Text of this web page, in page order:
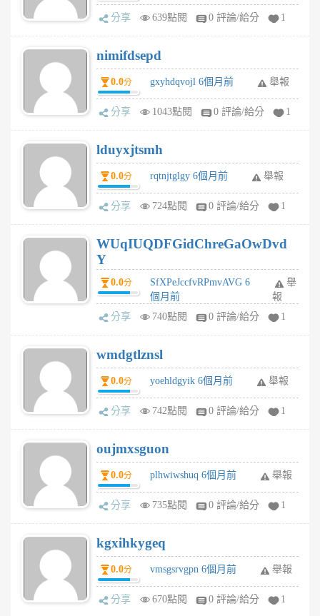
分享 639點閱 0 評論/給分 1
nimifdsepd
0.0分 gxyhdqvojl 6個月前 舉報
分享 1043點閱 0 評論/給分 1
lduyxjtsmh
0.0分 rqtnjtglgy 6個月前 舉報
分享 724點閱 0 評論/給分 1
WUqIUQDFGidChreGaOwDvd
Y
0.0分
SfXPeJccfvRPmvAVG 6
個月前
舉
報
分享
740點閱 0 評論/給分 1
wmdgtlznsl
0.0分 yoehldgyik 6個月前 舉報
分享 742點閱 0 評論/給分 1
oujmxsguon
0.0分 plhwiwshuq 6個月前 舉報
分享 735點閱 0 評論/給分 1
kgxihkygeq
0.0分 vmsgsrvgpn 6個月前 舉報
分享 670點閱 0 評論/給分 1